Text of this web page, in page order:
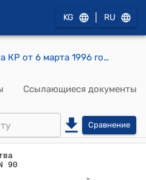
KG RU
Указ Президента КР от 6 марта 1996 года УП №90 "Об Иманбаеве С.И."
Ссылающиеся документы
Сравнение